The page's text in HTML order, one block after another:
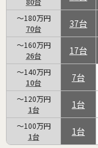
～180万円
70
37
～160万円
26
17
～140万円
10
7
～120万円
1
1
～100万円
1
1